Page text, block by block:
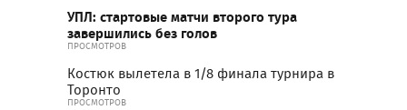
УПЛ: стартовые матчи второго тура
завершились без голов
ПРОСМОТРОВ
Костюк вылетела в 1/8 финала турнира в
Торонто
ПРОСМОТРОВ